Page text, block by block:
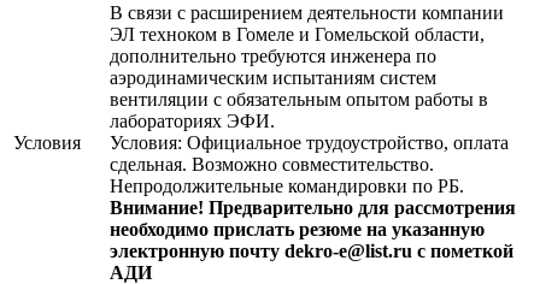
Условия
В связи с расширением деятельности компании
ЭЛ техноком в Гомеле и Гомельской области,
дополнительно требуются инженера по
аэродинамическим испытаниям систем
вентиляции с обязательным опытом работы в
лабораториях ЭФИ.
Условия: Официальное трудоустройство, оплата
сдельная. Возможно совместительство.
Непродолжительные командировки по РБ.
Внимание! Предварительно для рассмотрения
необходимо прислать резюме на указанную
электронную почту dekro-e@list.ru с пометкой
АДИ